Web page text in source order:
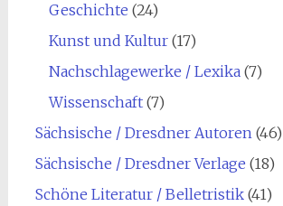
Geschichte (24)
Kunst und Kultur(17)
Nachschlagewerke / Lexika(7)
Wissenschaft(7)
Sächsische / Dresdner Autoren(46)
Sächsische / Dresdner Verlage (18)
Schöne Literatur / Belletristik(41)